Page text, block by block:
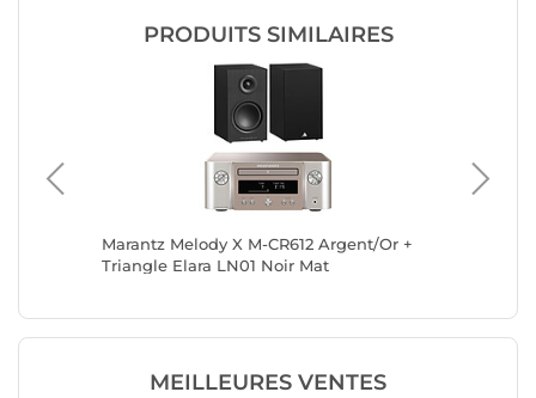
PRODUITS SIMILAIRES
Marantz Melody X M-CR612 Argent/Or +
Triangle Elara LN01 Noir Mat
MEILLEURES VENTES